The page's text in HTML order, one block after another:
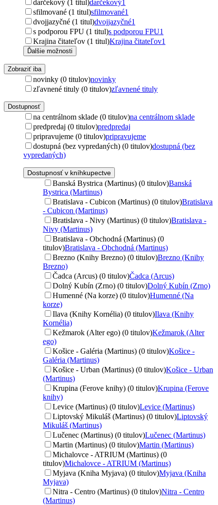
darčekový (1 titul)darčekový1
sfilmované (1 titul)sfilmované1
dvojjazyčné (1 titul)dvojjazyčné1
s podporou FPU (1 titul)s podporou FPU1
Krajina čitateľov (1 titul)Krajina čitateľov1
Ďalšie možnosti
Zobraziť iba
novinky (0 titulov)novinky
zľavnené tituly (0 titulov)zľavnené tituly
Dostupnosť
na centrálnom sklade (0 titulov)na centrálnom sklade
predpredaj (0 titulov)predpredaj
pripravujeme (0 titulov)pripravujeme
dostupná (bez vypredaných) (0 titulov)dostupná (bez
vypredaných)
Dostupnosť v kníhkupectve
Banská Bystrica (Martinus) (0 titulov)Banská
Bystrica (Martinus)
Bratislava - Cubicon (Martinus) (0 titulov)Bratislava
- Cubicon (Martinus)
Bratislava - Nivy (Martinus) (0 titulov)Bratislava -
Nivy (Martinus)
Bratislava - Obchodná (Martinus) (0
titulov)Bratislava - Obchodná (Martinus)
Brezno (Knihy Brezno) (0 titulov)Brezno (Knihy
Brezno)
Čadca (Arcus) (0 titulov)Čadca (Arcus)
Dolný Kubín (Zrno) (0 titulov)Dolný Kubín (Zrno)
Humenné (Na korze) (0 titulov)Humenné (Na
korze)
Ilava (Knihy Kornélia) (0 titulov)Ilava (Knihy
Kornélia)
Kežmarok (Alter ego) (0 titulov)Kežmarok (Alter
ego)
Košice - Galéria (Martinus) (0 titulov)Košice -
Galéria (Martinus)
Košice - Urban (Martinus) (0 titulov)Košice - Urban
(Martinus)
Krupina (Ferove knihy) (0 titulov)Krupina (Ferove
knihy)
Levice (Martinus) (0 titulov)Levice (Martinus)
Liptovský Mikuláš (Martinus) (0 titulov)Liptovský
Mikuláš (Martinus)
Lučenec (Martinus) (0 titulov)Lučenec (Martinus)
Martin (Martinus) (0 titulov)Martin (Martinus)
Michalovce - ATRIUM (Martinus) (0
titulov)Michalovce - ATRIUM (Martinus)
Myjava (Kniha Myjava) (0 titulov)Myjava (Kniha
Myjava)
Nitra - Centro (Martinus) (0 titulov)Nitra - Centro
(Martinus)